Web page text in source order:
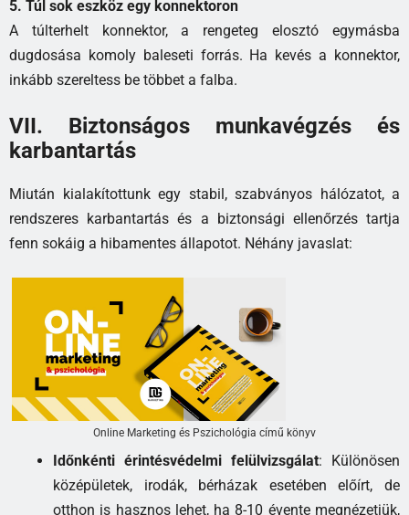
5. Túl sok eszköz egy konnektoron
A túlterhelt konnektor, a rengeteg elosztó egymásba
dugdosása komoly baleseti forrás. Ha kevés a konnektor,
inkább szereltess be többet a falba.
VII. Biztonságos munkavégzés és
karbantartás
Miután kialakítottunk egy stabil, szabványos hálózatot, a
rendszeres karbantartás és a biztonsági ellenőrzés tartja
fenn sokáig a hibamentes állapotot. Néhány javaslat:
Online Marketing és Pszichológia című könyv
Időnkénti érintésvédelmi felülvizsgálat: Különösen
középületek, irodák, bérházak esetében előírt, de
otthon is hasznos lehet, ha 8-10 évente megnézetjük,